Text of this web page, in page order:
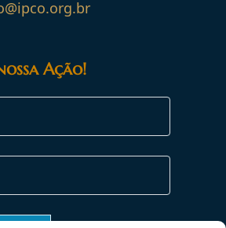
Ação!